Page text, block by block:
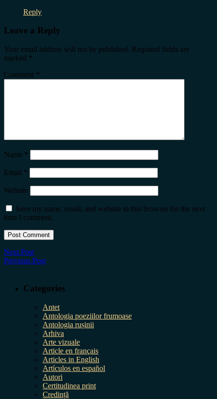
Reply
Leave a Reply
Your email address will not be published. Required fields are
marked *
Comment *
Name *
Email *
Website
Save my name, email, and website in this browser for the next
time I comment.
Next Post
Previous Post
Categories
Antet
Antologia poeziilor frumoase
Antologia rușinii
Arhiva
Arte vizuale
Article en français
Articles in English
Artículos en español
Autori
Certitudinea print
Credință